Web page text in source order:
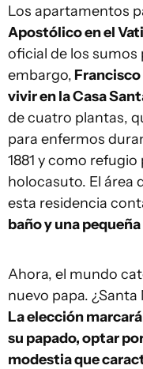
Los apartamentos
Apostólico en el
oficial de los sumos
embargo,
vivir en la Casa
de cuatro plantas,
para enfermos
1881 y como
holocasuto. El área
esta residencia
baño y una
Ahora, el mundo
nuevo papa.
La elección
su papado, optar
modestia que